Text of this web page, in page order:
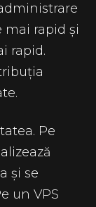
mai rapid și
rapid.
Pe
și se
un VPS